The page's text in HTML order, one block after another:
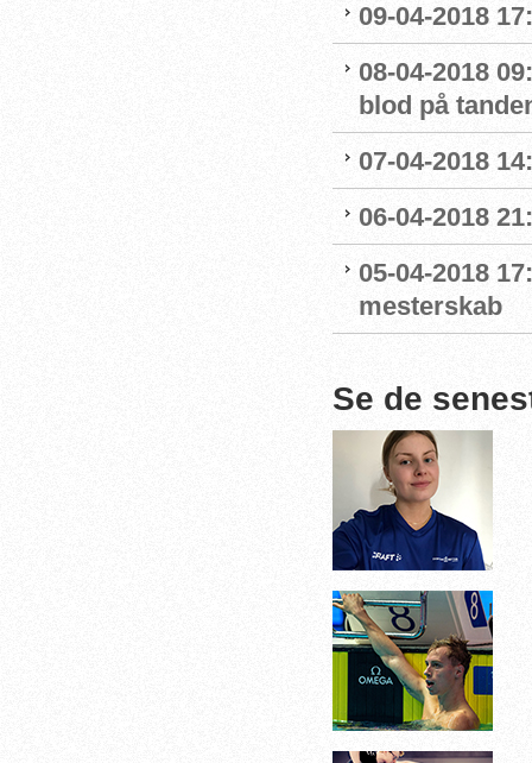
09-04-2018
08-04-2018
blod på
07-04-2018
06-04-2018
05-04-2018
mesterskab
Se de